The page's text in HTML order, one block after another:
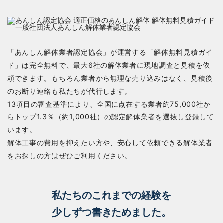
「あんしん解体業者認定協会」が運営する「解体無料見積ガイ
ド」は完全無料で、最大6社の解体業者に現地調査と見積を依
頼できます。もちろん業者から無理な売り込みはなく、見積後
のお断り連絡も私たちが代行します。
13項目の審査基準により、全国に点在する業者約75,000社か
らトップ1.3％（約1,000社）の認定解体業者を選抜し登録して
います。
解体工事の費用を抑えたい方や、安心して依頼できる解体業者
をお探しの方はぜひご利用ください。
私たちのこれまでの経験を
少しずつ書きためました。